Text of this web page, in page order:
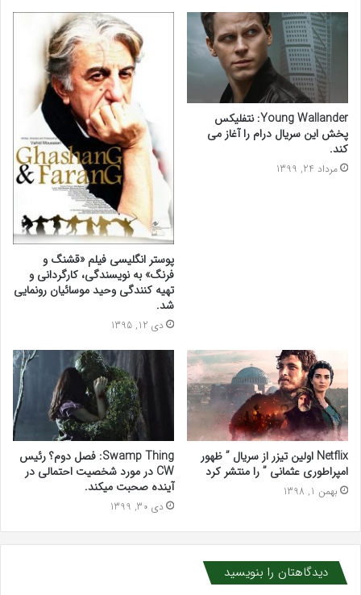
Young Wallander: نتفلیکس
پخش این سریال درام را آغاز می
کند.
مرداد 24, 1399
پوستر انگلیسی فیلم «قشنگ و
فرنگ» به نویسندگی، کارگردانی و
تهیه کنندگی وحید موسائیان رونمایی
شد.
دی 12, 1395
Netflix اولین تیزر از سریال ” ظهور
امپراطوری عثمانی ” را منتشر کرد
بهمن 1, 1398
Swamp Thing: فصل دوم؟ رئیس
CW در مورد شخصیت احتمالی در
آینده صحبت میکند.
دی 30, 1399
دیدگاهتان را بنویسید